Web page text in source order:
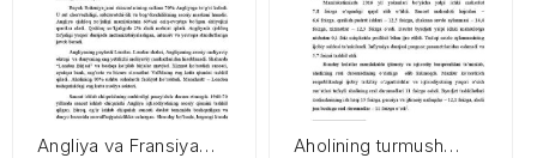
Angliya va Fransiya
Aholining turmush